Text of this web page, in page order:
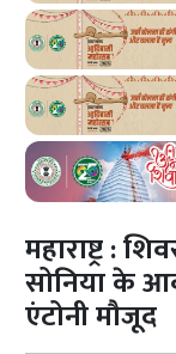
महाराष्ट्र :
सोनिया के
एंटोनी मौजूद